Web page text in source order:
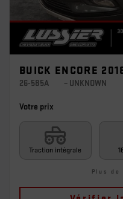
BUICK ENCORE
26-585A – UNKNOWN
Votre prix
Traction intégrale
Plus